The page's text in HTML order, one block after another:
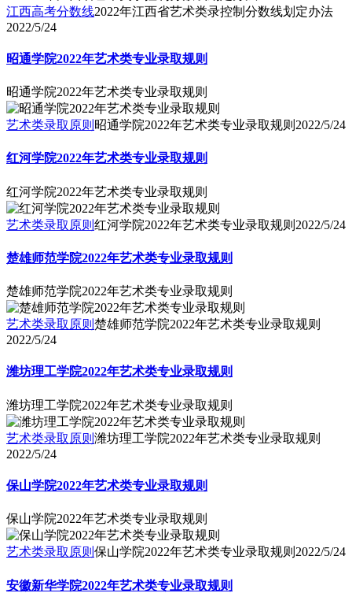
江西高考分数线2022年江西省艺术类录控制分数线划定办法
2022/5/24
昭通学院2022年艺术类专业录取规则
昭通学院2022年艺术类专业录取规则
艺术类录取原则 昭通学院2022年艺术类专业录取规则 2022/5/24
红河学院2022年艺术类专业录取规则
红河学院2022年艺术类专业录取规则
艺术类录取原则 红河学院2022年艺术类专业录取规则 2022/5/24
楚雄师范学院2022年艺术类专业录取规则
楚雄师范学院2022年艺术类专业录取规则
艺术类录取原则 楚雄师范学院2022年艺术类专业录取规则
2022/5/24
潍坊理工学院2022年艺术类专业录取规则
潍坊理工学院2022年艺术类专业录取规则
艺术类录取原则 潍坊理工学院2022年艺术类专业录取规则
2022/5/24
保山学院2022年艺术类专业录取规则
保山学院2022年艺术类专业录取规则
艺术类录取原则 保山学院2022年艺术类专业录取规则 2022/5/24
安徽新华学院2022年艺术类专业录取规则